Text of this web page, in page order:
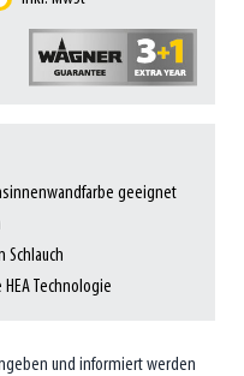
geeignet
Schlauch
Technologie
und informiert werden